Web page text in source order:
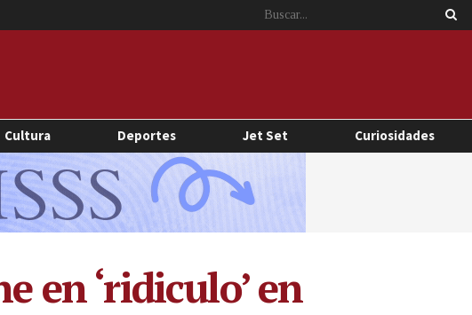
Cultura Deportes Jet Set Curiosidades
en ‘ridiculo’ en